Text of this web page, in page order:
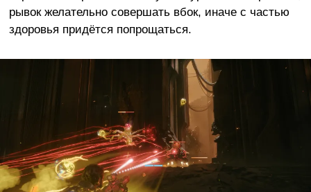
рывок желательно совершать вбок, иначе с частью
здоровья придётся попрощаться.